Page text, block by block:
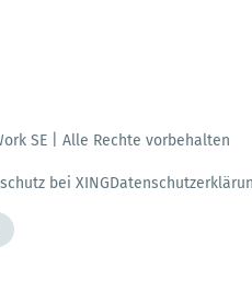
SE | Alle Rechte vorbehalten
bei XING